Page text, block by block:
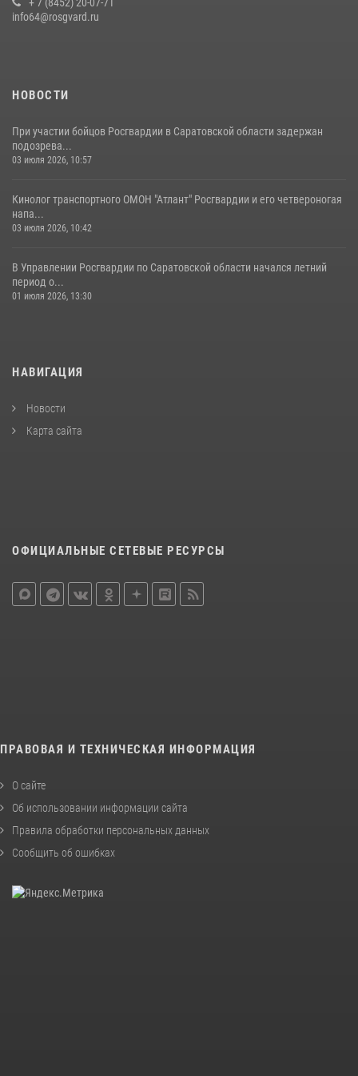
05 августа 2026, 12:55
+ 7 (8452) 20-07-71
info64@rosgvard.ru
НОВОСТИ
При участии бойцов Росгвардии в Саратовской области задержан
подозрева...
03 июля 2026, 10:57
Кинолог транспортного ОМОН "Атлант" Росгвардии и его четвероногая
напа...
03 июля 2026, 10:42
В Управлении Росгвардии по Саратовской области начался летний
период о...
01 июля 2026, 13:30
НАВИГАЦИЯ
Новости
Карта сайта
ОФИЦИАЛЬНЫЕ СЕТЕВЫЕ РЕСУРСЫ
ПРАВОВАЯ И ТЕХНИЧЕСКАЯ ИНФОРМАЦИЯ
О сайте
Об использовании информации сайта
Правила обработки персональных данных
Сообщить об ошибках